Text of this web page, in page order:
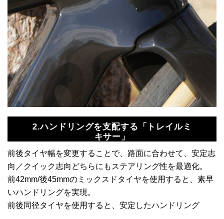
2.ハンドリングを支配する「トレイルミ
キサー」
前後タイヤ幅を変更することで、路面に合わせて、安定志
向／クイック志向どちらにもステアリング性を最適化。
前42mm/後45mmのミックスドタイヤを使用すると、素早
いハンドリングを実現。
前後同径タイヤを使用すると、安定したハンドリング